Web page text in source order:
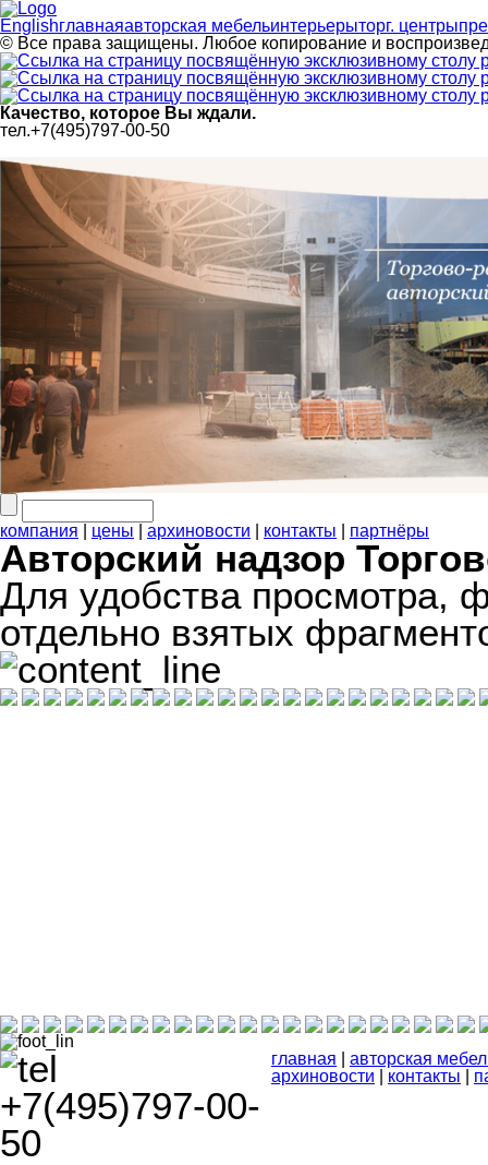
Englishглавнаяавторская мебельинтерьерыторг. центры
© Все права защищены. Любое копирование и
Качество, которое Вы ждали.
тел.+7(495)797-00-50
компания цены архиновости контакты партнёры
Авторский надзор
Для удобства просмотра,
отдельно взятых
+7(495)797-00-
50
главная
авторская
архиновости
контакты